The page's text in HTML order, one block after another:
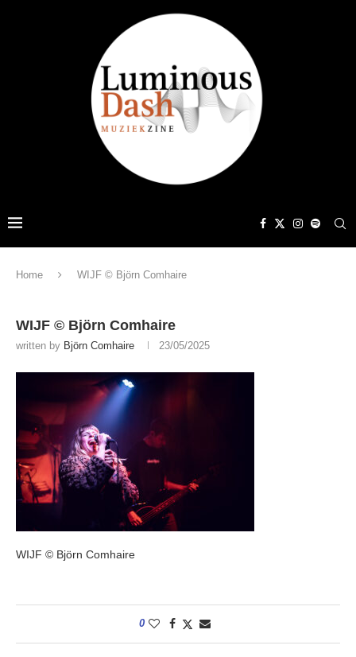
Home WIJF © Björn Comhaire
WIJF © Björn Comhaire
written by Björn Comhaire 23/05/2025
WIJF © Björn Comhaire
0